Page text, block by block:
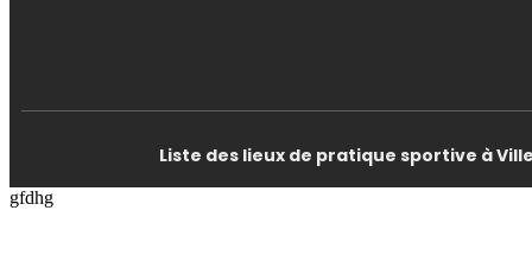
Liste des lieux de pratique sportive à
gfdhg